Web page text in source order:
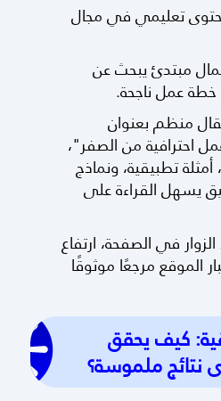
تعليمي في مجال
مبتدئ يبحث عن
عمل ناجحة.
منظم بعنوان
احترافية من الصفر"،
تطبيقية، ونماذج
يسهل القراءة على
في الصفحة، ارتفاع
الموقع مرجعًا موثوقًا
كيف يحقق
نتائج ملموسة؟